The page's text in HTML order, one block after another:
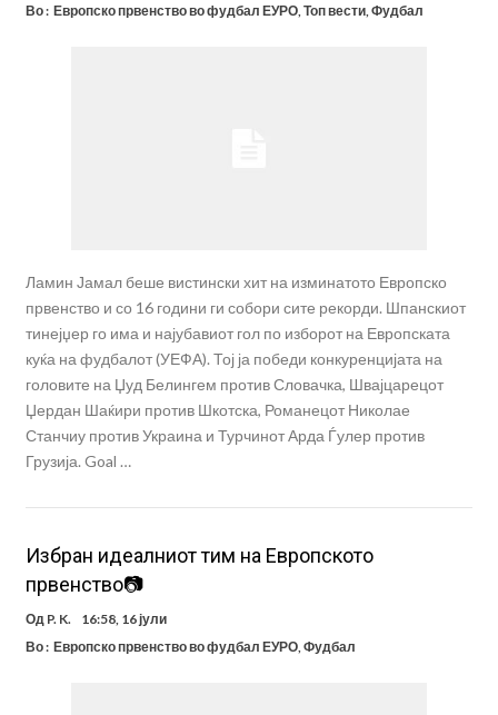
Во : Европско првенство во фудбал ЕУРО, Топ вести, Фудбал
Ламин Јамал беше вистински хит на изминатото Европско
првенство и со 16 години ги собори сите рекорди. Шпанскиот
тинејџер го има и најубавиот гол по изборот на Европската
куќа на фудбалот (УЕФА). Тој ја победи конкуренцијата на
головите на Џуд Белингем против Словачка, Швајцарецот
Џердан Шаќири против Шкотска, Романецот Николае
Станчиу против Украина и Турчинот Арда Ѓулер против
Грузија. Goal …
Избран идеалниот тим на Европското
првенство📷
Од P. K.
16:58, 16 јули
Во : Европско првенство во фудбал ЕУРО,Фудбал